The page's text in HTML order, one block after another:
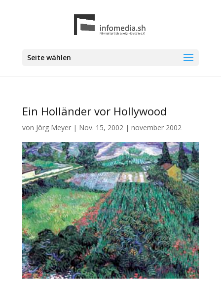
Seite wählen
Ein Holländer vor Hollywood
von Jörg Meyer| Nov. 15, 2002| november 2002